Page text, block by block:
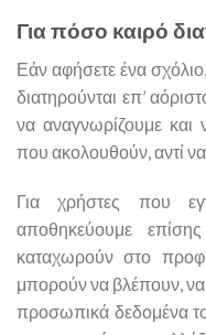
Για πόσο καιρό
Εάν αφήσετε ένα
διατηρούνται επ’
να αναγνωρίζουμε και
που ακολουθούν, αντί
Για χρήστες που
αποθηκεύουμε
καταχωρούν στο
μπορούν να βλέπουν, να
προσωπικά δεδομένα